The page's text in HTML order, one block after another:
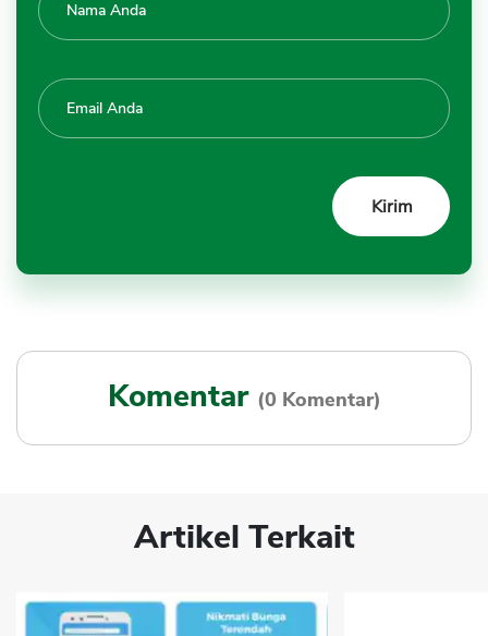
Komentar (0 Komentar)
Artikel Terkait